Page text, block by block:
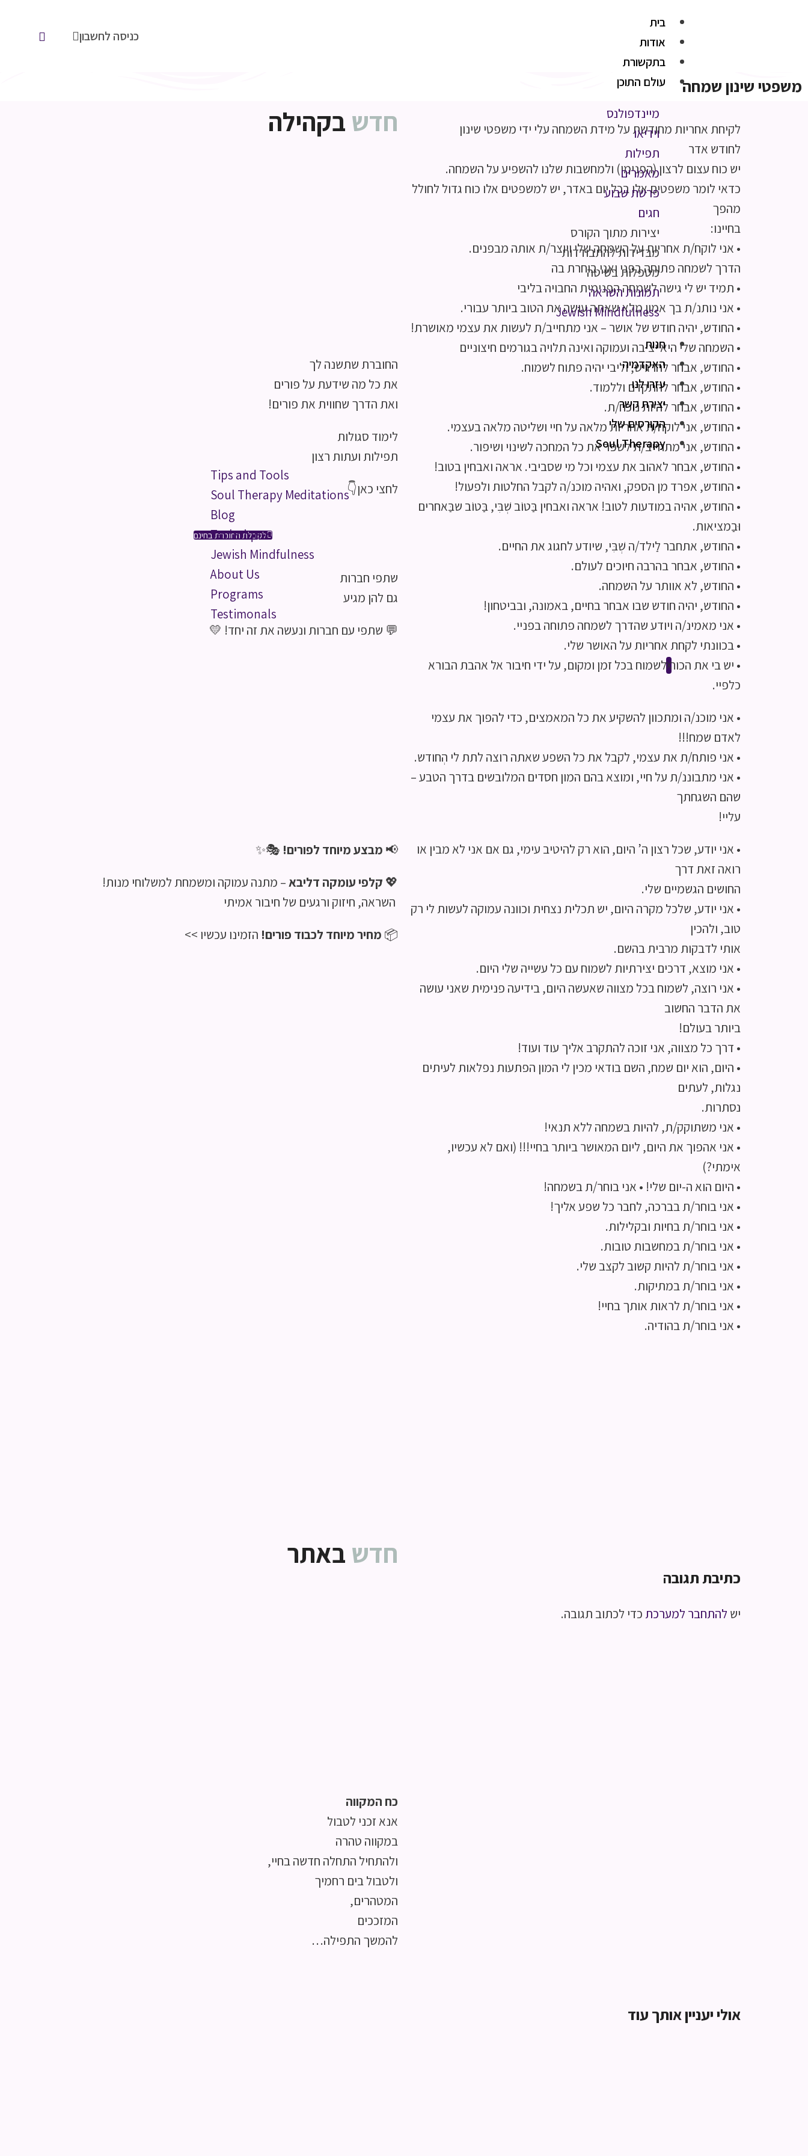
בית
אודות
בתקשורת
עולם התוכן
מיינדפולנס
וידיאו
תפילות
מאמרים
פרשת שבוע
חגים
יצירות מתוך הקורס
מבדידות להתבודדות
מטפלות בשיטה
תמונות השראה
Jewish Mindfulness
חנות
האקדמיה
עזרו לנו
יצירת קשר
הקורסים שלי
Soul Therapy
Tips and Tools
Soul Therapy Meditations
Blog
Techniques
Jewish Mindfulness
About Us
Programs
Testimonals
X
כניסה לחשבון
משפטי שינון שמחה
לקיחת אחריות מחודשת על מידת השמחה עלי ידי משפטי שינון
לחודש אדר
יש כוח עצום לרצון (הפנימי) ולמחשבות שלנו להשפיע על השמחה.
כדאי לומר משפטים אלו בכל יום באדר, יש למשפטים אלו כוח גדול לחולל
מהפך
בחיינו:
• אני לוקח/ת אחריות על השמחה שלי ויוצר/ת אותה מבפנים.
הדרך לשמחה פתוחה בפני ואני בוחרת בה
• תמיד יש לי גישה לשמחה הפנימית החבויה בליבי
• אני נותנ/ת בך אמון מלא שאתה עושה את הטוב ביותר עבורי.
• החודש, יהיה חודש של אושר – אני מתחייב/ת לעשות את עצמי מאושרת!
• השמחה שלי היא יציבה ועמוקה ואינה תלויה בגורמים חיצוניים
• החודש, אבחר להרגיש, וליבי יהיה פתוח לשמוח.
• החודש, אבחר להתקדם וללמוד.
• החודש, אבחר להיות נוכח/ת.
• החודש, אני לוקח/ת אחריות מלאה על חיי ושליטה מלאה בעצמי.
• החודש, אני מתחייב/ת לשפר את כל המחכה לשינוי ושיפור.
• החודש, אבחר לאהוב את עצמי וכל מי שסביבי. אראה ואבחין בטוב!
• החודש, אפרד מן הספק, ואהיה מוכנ/ה לקבל החלטות ולפעול!
• החודש, אהיה במודעות לטוב! אראה ואבחין בַּטוֹב שְׁבִּי, בַּטוֹב שבַּאחרים
וּבַמציאות.
• החודש, אתחבר לַילד/ה שְׁבִּי, שיודע לחגוג את החיים.
• החודש, אבחר בהרבה חיוכים לעולם.
• החודש, לא אוותר על השמחה.
• החודש, יהיה חודש שבו אבחר בחיים, באמונה, ובביטחון!
• אני מאמינ/ה ויודע שהדרך לשמחה פתוחה בפניי.
• בכוונתי לקחת אחריות על האושר שלי.
• יש בי את הכוח לשמוח בכל זמן ומקום, על ידי חיבור אל אהבת הבורא
כלפיי.
• אני מוכנ/ה ומתכוון להשקיע את כל המאמצים, כדי להפוך את עצמי
לאדם שמח!!!
• אני פותח/ת את עצמי, לקבל את כל השפע שאתה רוצה לתת לי הְחודש.
• אני מתבוננ/ת על חיי, ומוצא בהם המון חסדים המלובשים בדרך הטבע –
שהם השגחתך
עליי!
• אני יודע, שכל רצון ה’ היום, הוא רק להיטיב עימי, גם אם אני לא מבין או
רואה זאת דרך
החושים הגשמיים שלי.
• אני יודע, שלכל מקרה היום, יש תכלית נצחית וכוונה עמוקה לעשות לי רק
טוב, ולהכין
אותי לדבקות מרבית בהשם.
• אני מוצא, דרכים יצירתיות לשמוח עם כל עשייה שלי היום.
• אני רוצה, לשמוח בכל מצווה שאעשה היום, בידיעה פנימית שאני עושה
את הדבר החשוב
ביותר בעולם!
• דרך כל מצווה, אני זוכה להתקרב אליך עוד ועוד!
• היום, הוא יום שמח, השם בודאי מכין לי המון הפתעות נפלאות לעיתים
נגלות, לעתים
נסתרות.
• אני משתוקק/ת, להיות בשמחה ללא תנאי!
• אני אהפוך את היום, ליום המאושר ביותר בחיי!!! (ואם לא עכשיו,
אימתי?)
• היום הוא ה-יום שלי! • אני בוחר/ת בשמחה!
• אני בוחר/ת בברכה, לחבר כל שפע אליך!
• אני בוחר/ת בחיות ובקלילות.
• אני בוחר/ת במחשבות טובות.
• אני בוחר/ת להיות קשוב לקצב שלי.
• אני בוחר/ת במתיקות.
• אני בוחר/ת לראות אותך בחיי!
• אני בוחר/ת בהודיה.
כתיבת תגובה
יש להתחבר למערכתכדי לכתוב תגובה.
חדש בקהילה
החוברת שתשנה לך
את כל מה שידעת על פורים
ואת הדרך שחווית את פורים!
לימוד סגולות
תפילות ועתות רצון
לחצי כאן👇
לקבלת החוברת בחינם
שתפי חברות
גם להן מגיע
💬 שתפי עם חברות ונעשה את זה יחד! 💛
📢 מבצע מיוחד לפורים! 🎭✨
💖 קלפי עומקה דליבא– מתנה עמוקה ומשמחת למשלוחי מנות!
השראה, חיזוק ורגעים של חיבור אמיתי
📦 מחיר מיוחד לכבוד פורים! הזמינו עכשיו >>
חדש באתר
כח המקווה
אנא זכני לטבול
במקווה טהרה
ולהתחיל התחלה חדשה בחיי,
ולטבול בים רחמיך
המטהרים,
המזככים
להמשך התפילה…
אולי יעניין אותך עוד